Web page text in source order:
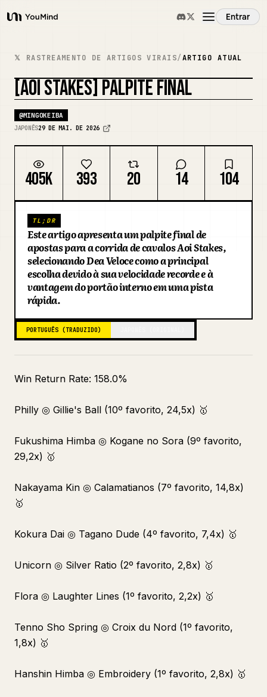
YouMind
Entrar
Visão Geral
Casos de Uso
Habilidades
Prompts
Baixar
Blog
Atualizações
𝕏 RASTREAMENTO DE ARTIGOS VIRAIS/ARTIGO ATUAL
[AOI STAKES] PALPITE FINAL
@MINGOKEIBA
JAPONÊS29 DE MAI. DE 2026
405K 393 20 14 104
TL;DR
Este artigo apresenta um palpite final de
apostas para a corrida de cavalos Aoi Stakes,
selecionando Dea Veloce como a principal
escolha devido à sua velocidade recorde e à
vantagem do portão interno em uma pista
rápida.
PORTUGUÊS (TRADUZIDO)
Win Return Rate: 158.0%
Philly ◎ Gillie's Ball (10º favorito, 24,5x) 🥇
Fukushima Himba ◎ Kogane no Sora (9º favorito,
29,2x) 🥇
Nakayama Kin ◎ Calamatianos (7º favorito, 14,8x)
🥇
Kokura Dai ◎ Tagano Dude (4º favorito, 7,4x) 🥇
Unicorn ◎ Silver Ratio (2º favorito, 2,8x) 🥇
Flora ◎ Laughter Lines (1º favorito, 2,2x) 🥇
Tenno Sho Spring ◎ Croix du Nord (1º favorito,
1,8x) 🥇
Hanshin Himba ◎ Embroidery (1º favorito, 2,8x) 🥇